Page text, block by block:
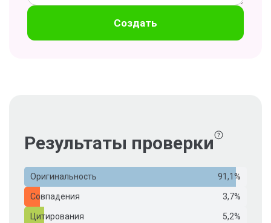
Создать
Результаты проверки
Оригинальность 91,1%
Совпадения 3,7%
Цитирования 5,2%